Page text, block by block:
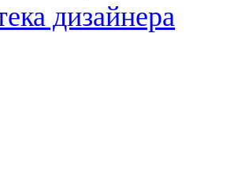
дизайнера